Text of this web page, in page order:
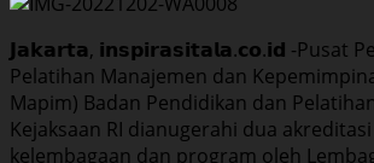
𝗝𝗮𝗸𝗮𝗿𝘁𝗮, 𝗶𝗻𝘀𝗽𝗶𝗿𝗮𝘀𝗶𝘁𝗮𝗹𝗮.𝗰𝗼.𝗶𝗱 -Pusat
Pelatihan Manajemen dan
Mapim) Badan Pendidikan dan
Kejaksaan RI dianugerahi dua
kelembagaan dan program oleh